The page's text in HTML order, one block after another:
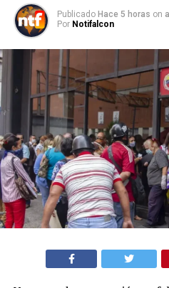
Publicado Hace 5 horas on
Por Notifalcon